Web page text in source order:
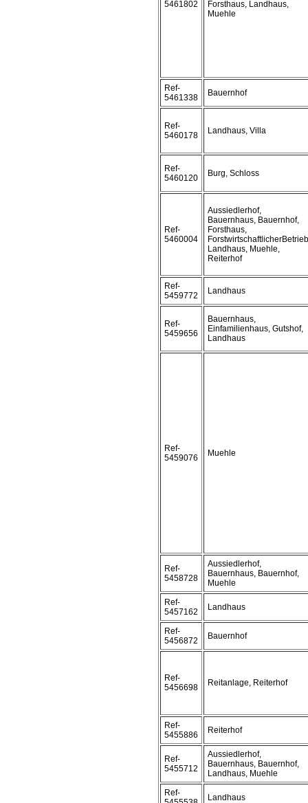
5461802
Forsthaus, Landhaus,
Muehle
Ref-
5461338
Bauernhof
Ref-
5460178
Landhaus, Villa
Ref-
5460120
Burg, Schloss
Ref-
5460004
Aussiedlerhof,
Bauernhaus, Bauernhof,
Forsthaus,
Landhaus, Muehle,
Reiterhof
Ref-
5459772
Landhaus
Ref-
5459656
Bauernhaus,
Einfamilienhaus, Gutshof,
Landhaus
Ref-
5459076
Muehle
Ref-
5458728
Aussiedlerhof,
Bauernhaus, Bauernhof,
Muehle
Ref-
5457162
Landhaus
Ref-
5456872
Bauernhof
Ref-
5456698
Reitanlage, Reiterhof
Ref-
5455886
Reiterhof
Ref-
5455712
Aussiedlerhof,
Bauernhaus, Bauernhof,
Landhaus, Muehle
Ref-
Landhaus